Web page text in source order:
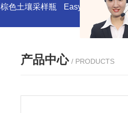
棕色土壤采样瓶 EasyDraw
产品中心 / PRODUCTS